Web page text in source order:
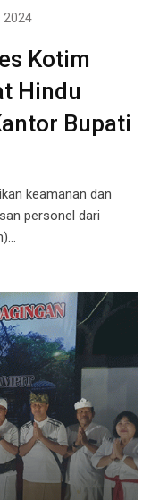
2024
Kotim
Hindu
Bupati
keamanan dan
personel dari